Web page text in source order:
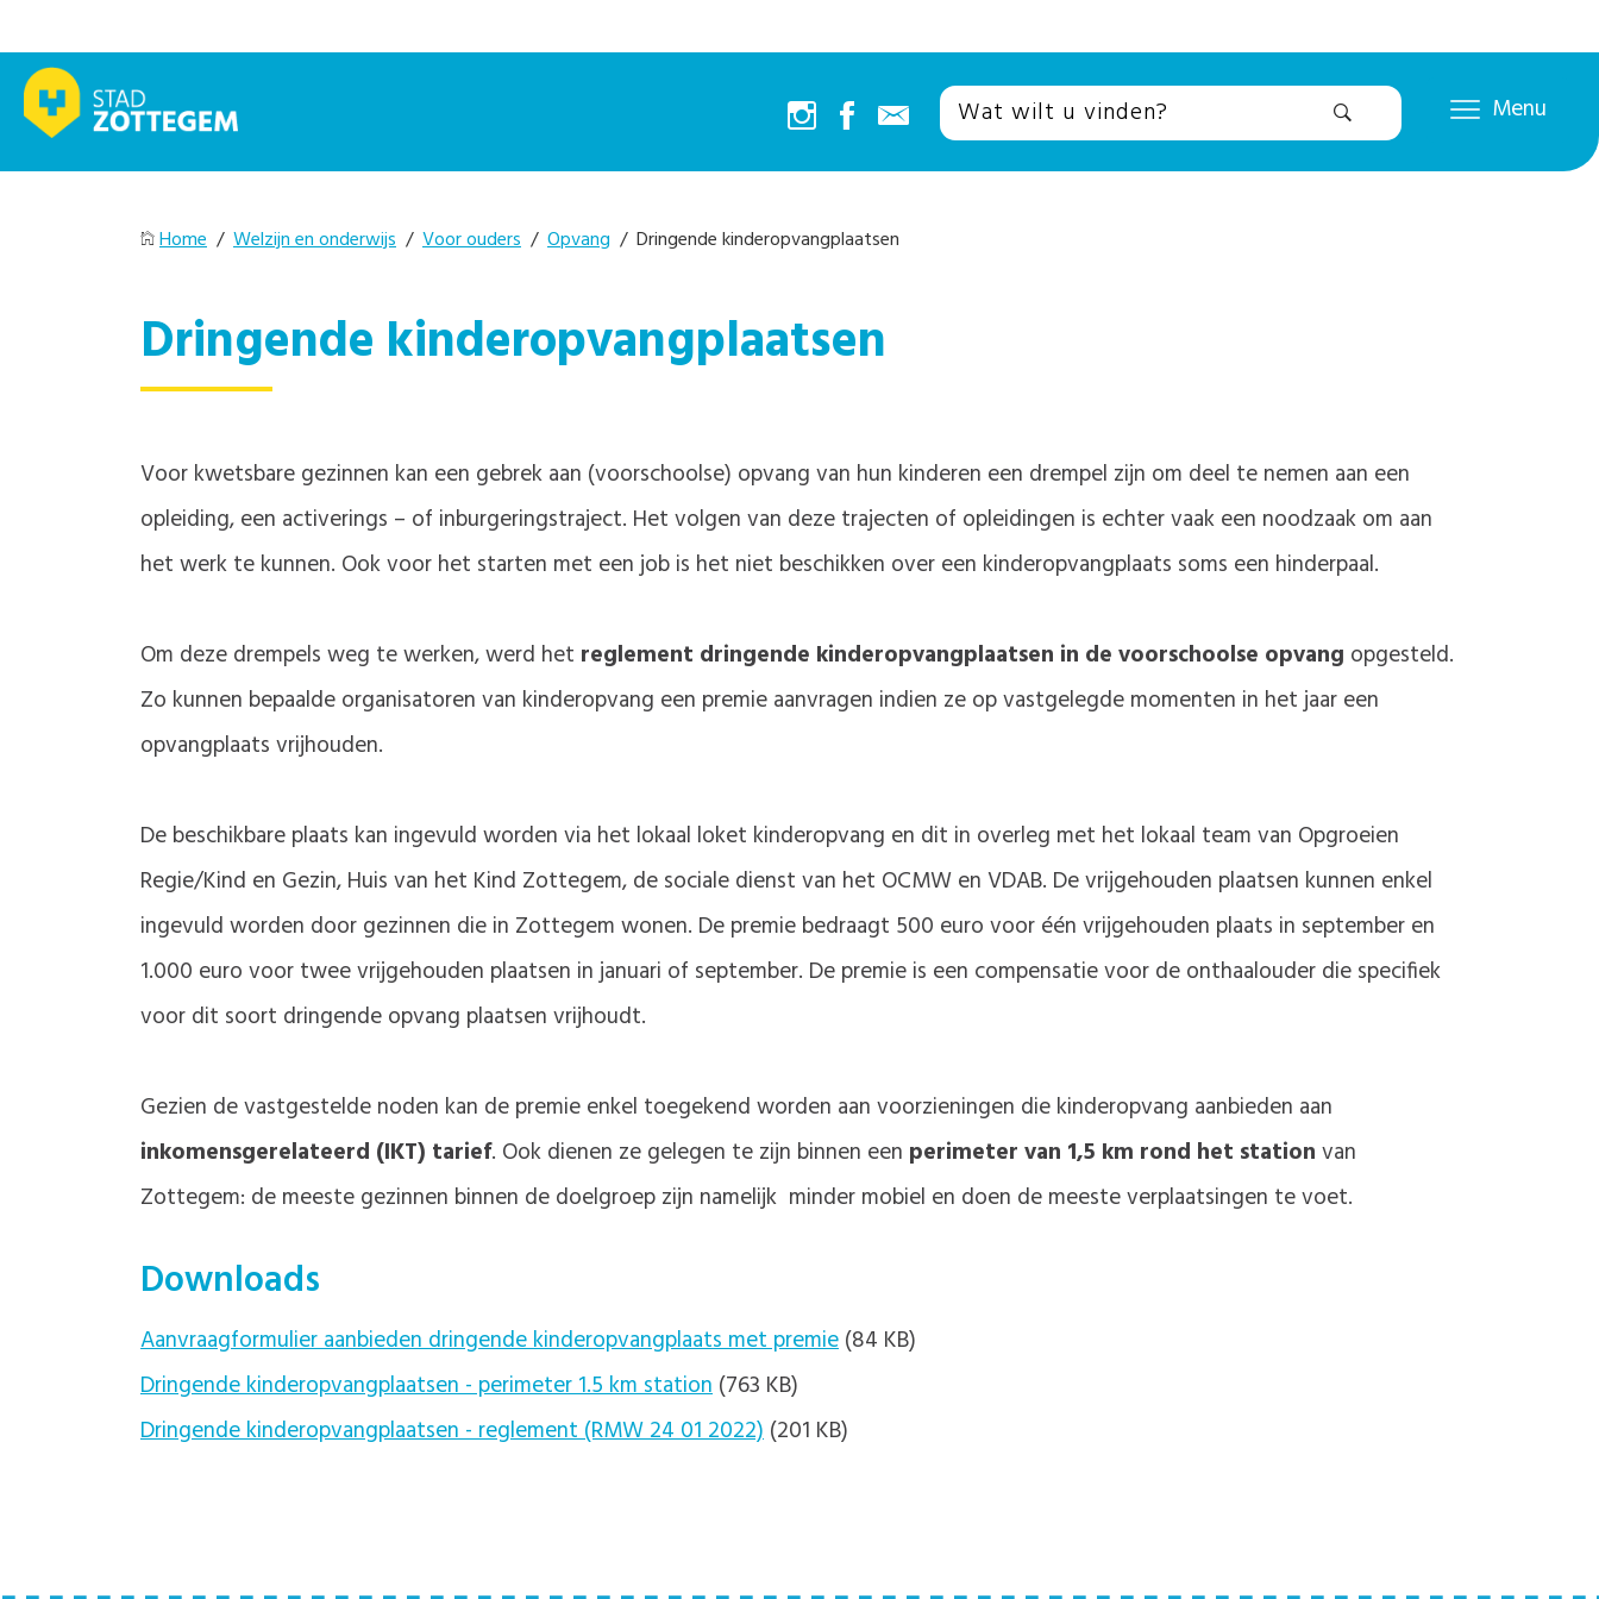
Menu
Home / Welzijn en onderwijs / Voor ouders / Opvang / Dringende kinderopvangplaatsen
Dringende kinderopvangplaatsen
Voor kwetsbare gezinnen kan een gebrek aan (voorschoolse) opvang van hun kinderen een drempel zijn om deel te nemen aan een
opleiding, een activerings – of inburgeringstraject. Het volgen van deze trajecten of opleidingen is echter vaak een noodzaak om aan
het werk te kunnen. Ook voor het starten met een job is het niet beschikken over een kinderopvangplaats soms een hinderpaal.
Om deze drempels weg te werken, werd het reglement dringende kinderopvangplaatsen in de voorschoolse opvang opgesteld.
Zo kunnen bepaalde organisatoren van kinderopvang een premie aanvragen indien ze op vastgelegde momenten in het jaar een
opvangplaats vrijhouden.
De beschikbare plaats kan ingevuld worden via het lokaal loket kinderopvang en dit in overleg met het lokaal team van Opgroeien
Regie/Kind en Gezin, Huis van het Kind Zottegem, de sociale dienst van het OCMW en VDAB. De vrijgehouden plaatsen kunnen enkel
ingevuld worden door gezinnen die in Zottegem wonen. De premie bedraagt 500 euro voor één vrijgehouden plaats in september en
1.000 euro voor twee vrijgehouden plaatsen in januari of september. De premie is een compensatie voor de onthaalouder die specifiek
voor dit soort dringende opvang plaatsen vrijhoudt.
Gezien de vastgestelde noden kan de premie enkel toegekend worden aan voorzieningen die kinderopvang aanbieden aan
inkomensgerelateerd (IKT) tarief. Ook dienen ze gelegen te zijn binnen een perimeter van 1,5 km rond het station van
Zottegem: de meeste gezinnen binnen de doelgroep zijn namelijk minder mobiel en doen de meeste verplaatsingen te voet.
Downloads
Aanvraagformulier aanbieden dringende kinderopvangplaats met premie (84 KB)
Dringende kinderopvangplaatsen - perimeter 1.5 km station (763 KB)
Dringende kinderopvangplaatsen - reglement (RMW 24 01 2022) (201 KB)